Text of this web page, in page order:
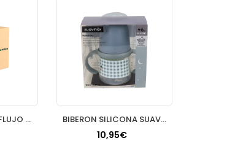
TETINA SILICONA FLUJO ADAPTABLE A SUAVINEX ZERO ZERO ULTRA SUAVE + 0 MESES 2 UNIDADES COLOR FAIR BIBERON SILICONA SUAVINEX ENTRENA ANTIDERRAME AS
10,95€